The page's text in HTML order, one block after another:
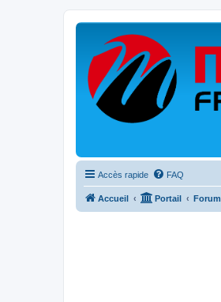
Accès rapide FAQ
Accueil Portail Forum